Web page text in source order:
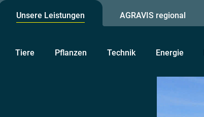
Unsere Leistungen AGRAVIS regional
Tiere Pflanzen Technik Energie